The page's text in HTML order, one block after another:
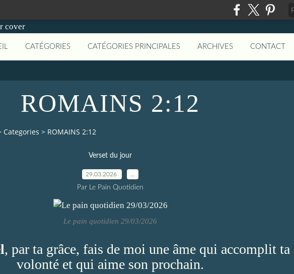
CATÉGORIES CATÉGORIES PRINCIPALES ARCHIVES CONTACT
ROMAINS 2:12
Categories > ROMAINS 2:12
Verset du jour
29.03.2026
Par Le Pain Quotidien
Le pain quotidien 29/03/2026
, par ta grâce, fais de moi une âme qui accomplit ta
volonté et qui aime son prochain.